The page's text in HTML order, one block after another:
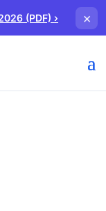
(PDF)› ×